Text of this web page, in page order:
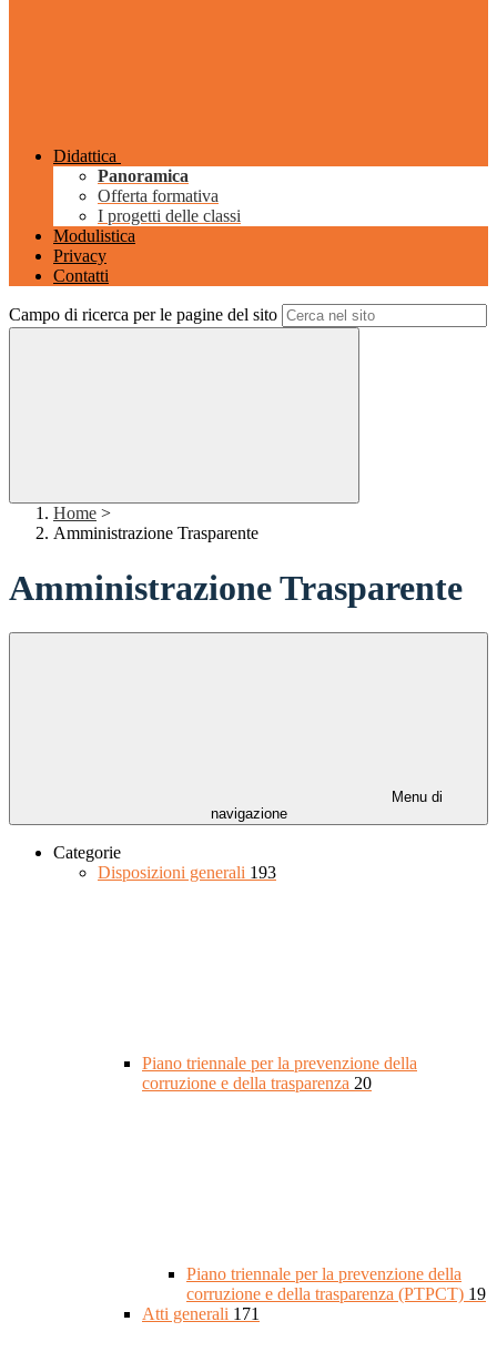
Didattica
Panoramica
Offerta formativa
I progetti delle classi
Modulistica
Privacy
Contatti
Campo di ricerca per le pagine del sito
Home >
Amministrazione Trasparente
Amministrazione Trasparente
Menu di
navigazione
Categorie
Disposizioni generali 193
Piano triennale per la prevenzione della
corruzione e della trasparenza 20
Piano triennale per la prevenzione della
corruzione e della trasparenza (PTPCT) 19
Atti generali 171